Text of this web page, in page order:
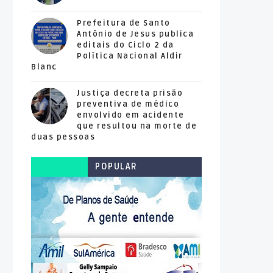
Prefeitura de Santo
Antônio de Jesus publica
editais do Ciclo 2 da
Política Nacional Aldir
Blanc
Justiça decreta prisão
preventiva de médico
envolvido em acidente
que resultou na morte de
duas pessoas
POPULAR